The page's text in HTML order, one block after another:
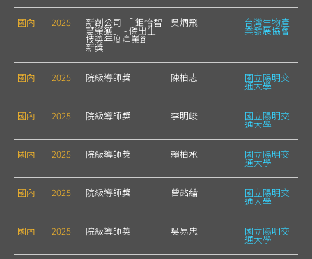
國內 2025 新創公司 「 鉅怡智
慧榮獲」 - 傑出生
技獎年度產業創
新獎
吳炳飛 台灣生物產
業發展協會
國內 2025 院級導師獎 陳柏志 國立陽明交
通大學
國內 2025 院級導師獎 李明峻 國立陽明交
通大學
國內 2025 院級導師獎 賴柏承 國立陽明交
通大學
國內 2025 院級導師獎 曾銘綸 國立陽明交
通大學
國內 2025 院級導師獎 吳易忠 國立陽明交
通大學